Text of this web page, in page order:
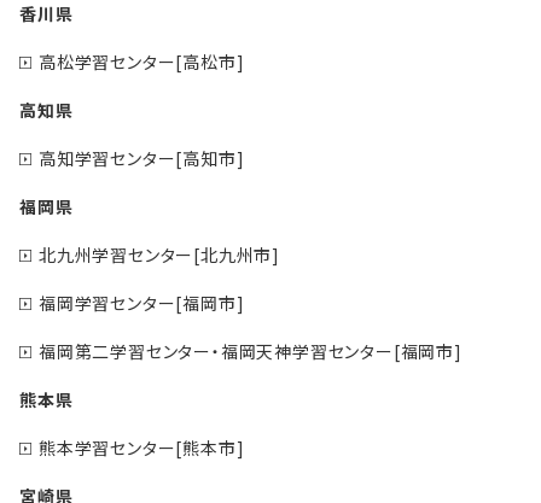
香川県
高松学習センター[高松市]
高知県
高知学習センター[高知市]
福岡県
北九州学習センター[北九州市]
福岡学習センター[福岡市]
福岡第二学習センター・福岡天神学習センター[福岡市]
熊本県
熊本学習センター[熊本市]
宮崎県